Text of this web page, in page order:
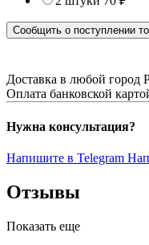
Сообщить о поступлении
Доставка в любой город
Оплата банковской
Нужна консультация?
Напишите в Telegram
Отзывы
Показать еще